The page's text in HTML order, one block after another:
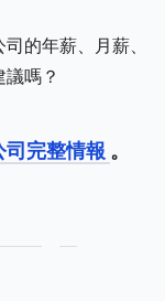
的年薪、月薪、
嗎？
完整情報 。